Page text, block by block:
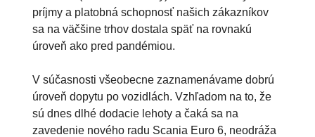
príjmy a platobná schopnosť našich zákazníkov
sa na väčšine trhov dostala späť na rovnakú
úroveň ako pred pandémiou.
V súčasnosti všeobecne zaznamenávame dobrú
úroveň dopytu po vozidlách. Vzhľadom na to, že
sú dnes dlhé dodacie lehoty a čaká sa na
zavedenie nového radu Scania Euro 6, neodráža